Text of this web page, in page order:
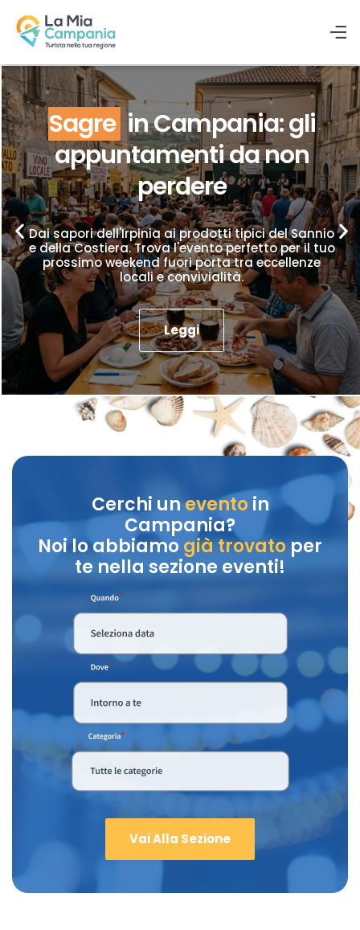
Sagre in Campania: gli
appuntamenti da non
perdere
Dai sapori dell'Irpinia ai prodotti tipici del Sannio
e della Costiera. Trova l'evento perfetto per il tuo
prossimo weekend fuori porta tra eccellenze
locali e convivialità.
Leggi
Cerchi unevento in
Campania?
Noi lo abbiamo già trovatoper
te nella sezione eventi!
Vai Alla Sezione